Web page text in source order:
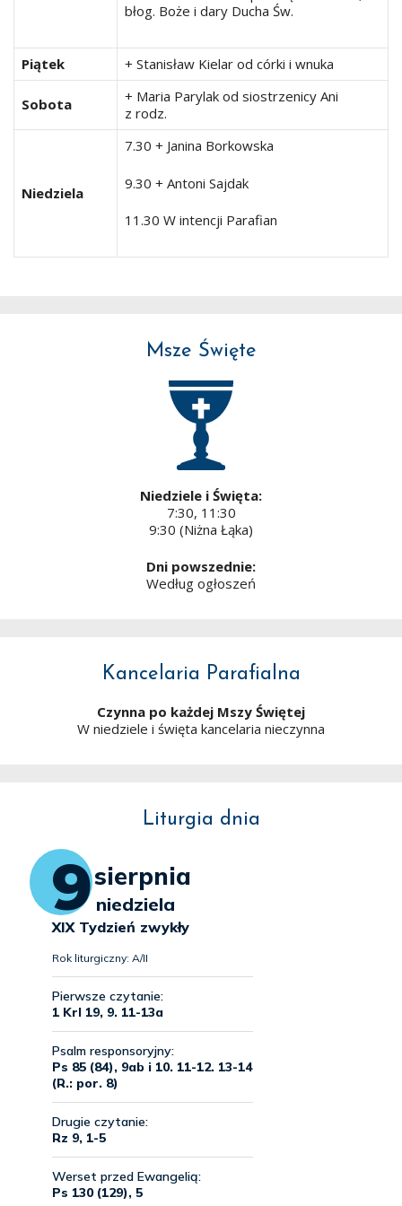
błog. Boże i dary Ducha Św.
Piątek + Stanisław Kielar od córki i wnuka
Sobota
+ Maria Parylak od siostrzenicy Ani
z rodz.
Niedziela
7.30 + Janina Borkowska
9.30 + Antoni Sajdak
11.30 W intencji Parafian
Msze Święte
Niedziele i Święta:
7:30, 11:30
9:30 (Niżna Łąka)
Dni powszednie:
Według ogłoszeń
Kancelaria Parafialna
Czynna po każdej Mszy Świętej
W niedziele i święta kancelaria nieczynna
Liturgia dnia